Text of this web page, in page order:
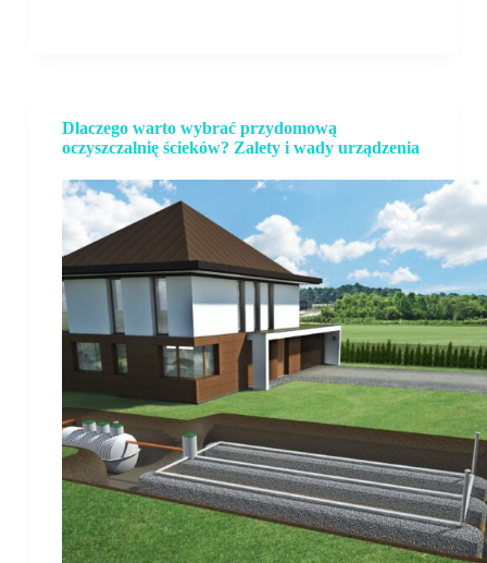
Dlaczego warto wybrać przydomową
oczyszczalnię ścieków? Zalety i wady urządzenia